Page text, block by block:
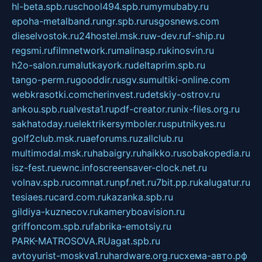
hl-beta.spb.ruschool494.spb.rumymubaby.ru
epoha-metalband.rungr.spb.rurusgosnews.com
dieselvostok.ru24hostel.msk.ruw-dev.ruf-ship.ru
regsmi.rufilmnetwork.rumalinasp.rukinosvin.ru
h2o-salon.rumalutkayork.rudeltaprim.spb.ru
tango-perm.rugooddir.rusgv.sumultiki-online.com
webkrasotki.comcherinvest.rudetskiy-ostrov.ru
ankou.spb.rualvesta1.rupdf-creator.runix-files.org.ru
sakhatoday.ruelektrikersymboler.rusputnikyes.ru
golf2club.msk.ruaeforums.ruzallclub.ru
multimodal.msk.ruhabaigry.ruhaikko.rusobakopedia.ru
isz-fest.ruewnc.infoscreensaver-clock.net.ru
volnav.spb.rucomnat.runpf.net.ru7bit.pp.rukalugatur.ru
tesiaes.rucard.com.rukazanka.spb.ru
gildiya-kuznecov.rukameryboavision.ru
griffoncom.spb.rufabrika-emotsiy.ru
PARK-MATROSOVA.RUagat.spb.ru
avtoyurist-moskva1.ruhardware.org.ruсхема-авто.рф